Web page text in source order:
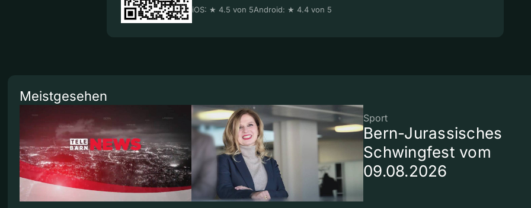
iOS: ★ 4.5 von 5Android: ★ 4.4 von 5
Meistgesehen
Sport
Bern-Jurassisches
Schwingfest vom
09.08.2026